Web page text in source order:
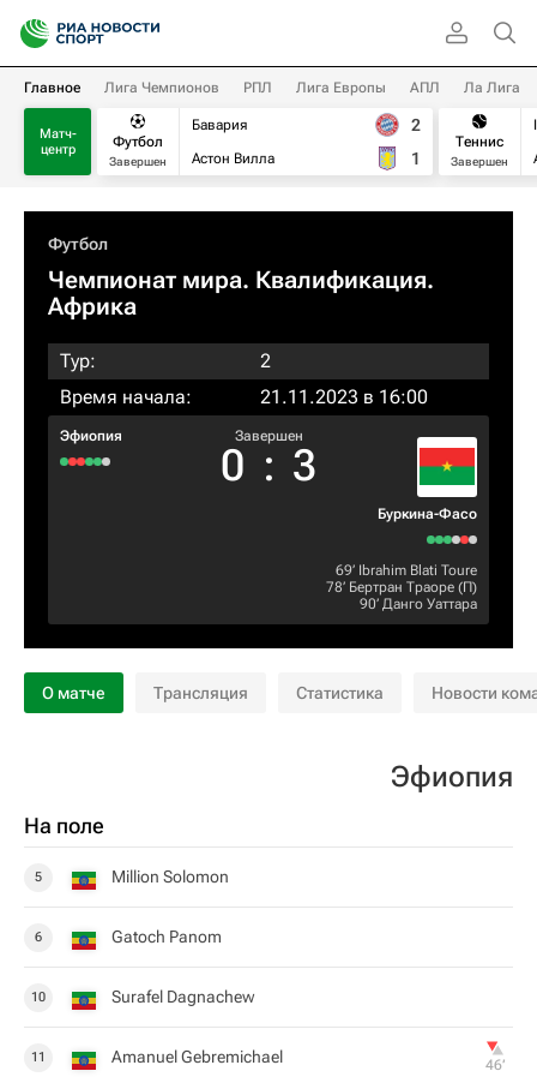
Главное Лига Чемпионов РПЛ Лига Европы АПЛ Ла Лига
Матч-
центр
Футбол
Завершен
Бавария
Астон Вилла
2
1
Теннис
Завершен
Футбол
Чемпионат мира. Квалификация.
Африка
Тур:
2
Время начала:
21.11.2023 в 16:00
Эфиопия Завершен
0 : 3
Буркина-Фасо
69‎’‎ Ibrahim Blati Toure
78‎’‎ Бертран Траоре (П)
90‎’‎ Данго Уаттара
О матче Трансляция Статистика Новости
Эфиопия
На поле
5 Million Solomon
6 Gatoch Panom
10 Surafel Dagnachew
11 Amanuel Gebremichael 46‎’‎